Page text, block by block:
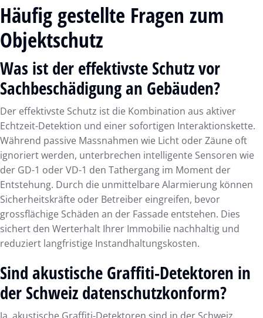
Häufig gestellte Fragen zum
Objektschutz
Was ist der effektivste Schutz vor
Sachbeschädigung an Gebäuden?
Der effektivste Schutz ist die Kombination aus aktiver
Echtzeit-Detektion und einer sofortigen Interaktionskette.
Während passive Massnahmen wie Licht oder Zäune oft
ignoriert werden, unterbrechen intelligente Sensoren wie
der GD-1 oder VD-1 den Tathergang im Moment der
Entstehung. Durch die unmittelbare Alarmierung können
Sicherheitskräfte oder Betreiber eingreifen, bevor
grossflächige Schäden an der Fassade entstehen. Dies
sichert den Werterhalt Ihrer Immobilie nachhaltig und
reduziert langfristige Instandhaltungskosten.
Sind akustische Graffiti-Detektoren in
der Schweiz datenschutzkonform?
Ja, akustische Graffiti-Detektoren sind in der Schweiz